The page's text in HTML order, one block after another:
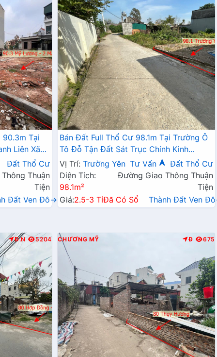
Tại
Liên Xã
Đất Thổ Cư
Thuận
Tiện
Đất Ven Đô→
Bán Đất Full Thổ Cư 98.1m Tại Trường Ô
Tô Đỗ Tận Đất Sát Trục Chính Kinh
Doanh Giá Chỉ Hơn 2 Tỷ
Vị Trí: Trường Yên Tư Vấn
Đất Thổ Cư
Diện Tích:
98.1m²
Đường Giao Thông Thuận
Tiện
Giá:2.5-3 TỉĐã Có Sổ Thành Đất Ven
Đ.N 5204 CHƯƠNG MỸ Đ 675